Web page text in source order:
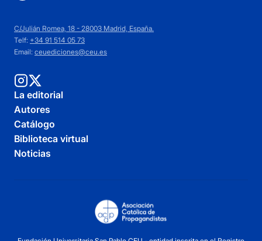
C/Julián Romea, 18 - 28003 Madrid, España.
Telf: +34 91 514 05 73
Email: ceuediciones@ceu.es
La editorial
Autores
Catálogo
Biblioteca virtual
Noticias